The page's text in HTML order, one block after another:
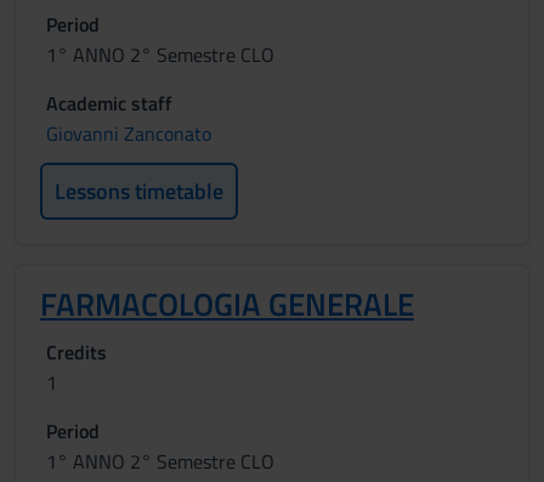
Period
1° ANNO 2° Semestre CLO
Academic staff
Giovanni Zanconato
Lessons timetable
FARMACOLOGIA GENERALE
Credits
1
Period
1° ANNO 2° Semestre CLO